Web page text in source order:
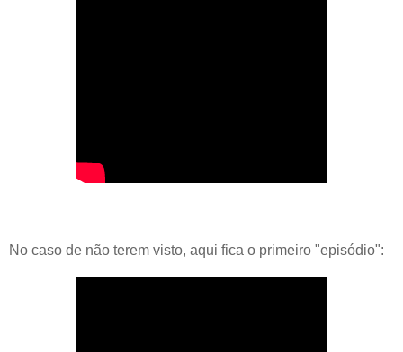
No caso de não terem visto, aqui fica o primeiro "episódio":